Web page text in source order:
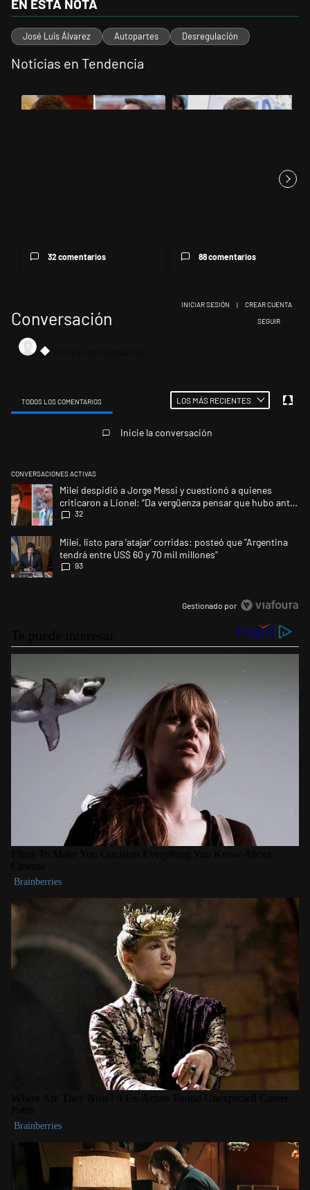
EN ESTA NOTA
José Luis Álvarez Autopartes Desregulación
Noticias en Tendencia
Un artículo de tendencia con el título "Milei despidió a Jorge Messi
32 comentarios
Un artículo de tendencia con el
88 comentarios
Conversación SIGA ESTA
SEGUIR
INICIAR SESIÓN | CREAR CUENTA
TODOS LOS COMENTARIOS LOS MÁS RECIENTES
Inicie la conversación
CONVERSACIONES ACTIVAS
Este listado muestra los artículos con más comentarios en los últimos
Un artículo de tendencia con el título "Milei despidió a Jorge Messi y
Milei despidió a Jorge Messi y cuestionó a quienes
criticaron a Lionel: “Da vergüenza pensar que hubo anti-
Messi”
32
Un artículo de tendencia con el título "Milei, listo para 'atajar' corridas:
Milei, listo para 'atajar' corridas: posteó que "Argentina
tendrá entre US$ 60 y 70 mil millones"
93
Gestionado por